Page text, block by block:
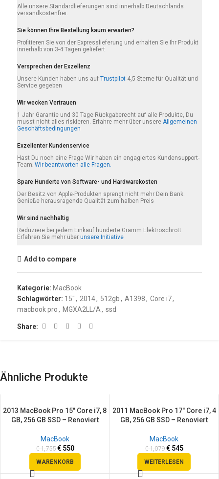
Alle unsere Standardlieferungen sind innerhalb Deutschlands
versandkostenfrei.
Sie können Ihre Bestellung kaum erwarten?
Profitieren Sie von der Expresslieferung und erhalten Sie Ihr Produkt
innerhalb von 3-4 Tagen geliefert
Versprechen der Exzellenz
Unsere Kunden haben uns auf Trustpilot 4,5 Sterne für Qualität und
Service gegeben
Wir wecken Vertrauen
1 Jahr Garantie und 30 Tage Rückgaberecht auf alle Produkte, Du
musst nicht alles riskieren. Erfahre mehr über unsere Allgemeinen
Geschäftsbedingungen
Exzellenter Kundenservice
Hast Du noch eine Frage Wir haben ein engagiertes Kundensupport-
Team; Wir beantworten alle Fragen.
Spare Hunderte von Software- und Hardwarekosten
Der Besitz von Apple-Produkten sprengt nicht mehr Dein Bank.
Genieße herausragende Qualität zum halben Preis
Wir sind nachhaltig
Reduziere bei jedem Einkauf hunderte Gramm Elektroschrott.
Erfahren Sie mehr über unsere Initiative
Add to compare
Kategorie: MacBook
Schlagwörter: 15″, 2014, 512gb, A1398, Core i7,
macbook pro, MGXA2LL/A, ssd
Share:
Ähnliche Produkte
SALE
2013 MacBook Pro 15″ Core i7, 8
GB, 256 GB SSD – Renoviert
MacBook
€1,755 €550
WARENKORB
SALE
2011 MacBook Pro 17″ Core i7, 4
GB, 256 GB SSD – Renoviert
MacBook
€1,079 € 545
WEITERLESEN